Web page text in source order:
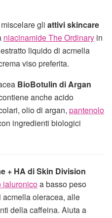
gli attivi skincare
niacinamide The Ordinary in
liquido di acmella
viso preferita.
BioBotulin di Argan
anche acido
olio di argan,pantenolo
ingredienti biologici
+ HA di Skin Division
ialuronicoa basso peso
acmella oleracea, alle
della caffeina. Aiuta a